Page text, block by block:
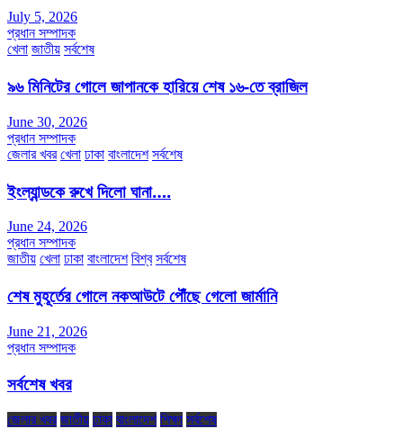
July 5, 2026
প্রধান সম্পাদক
খেলা জাতীয় সর্বশেষ
৯৬ মিনিটের গোলে জাপানকে হারিয়ে শেষ ১৬-তে ব্রাজিল
June 30, 2026
প্রধান সম্পাদক
জেলার খবর খেলা ঢাকা বাংলাদেশ সর্বশেষ
ইংল্যান্ডকে রুখে দিলো ঘানা….
June 24, 2026
প্রধান সম্পাদক
জাতীয় খেলা ঢাকা বাংলাদেশ বিশ্ব সর্বশেষ
শেষ মুহূর্তের গোলে নকআউটে পৌঁছে গেলো জার্মানি
June 21, 2026
প্রধান সম্পাদক
সর্বশেষ খবর
জেলার খবর জাতীয় ঢাকা বাংলাদেশ শিক্ষা সর্বশেষ